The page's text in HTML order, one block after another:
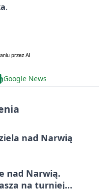
.
Google News
nad Narwią
nad Narwią.
na turniej